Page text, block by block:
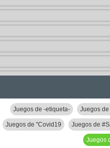
Juegos de -etiqueta- Juegos
Juegos de "Covid19 Juegos de
Juegos